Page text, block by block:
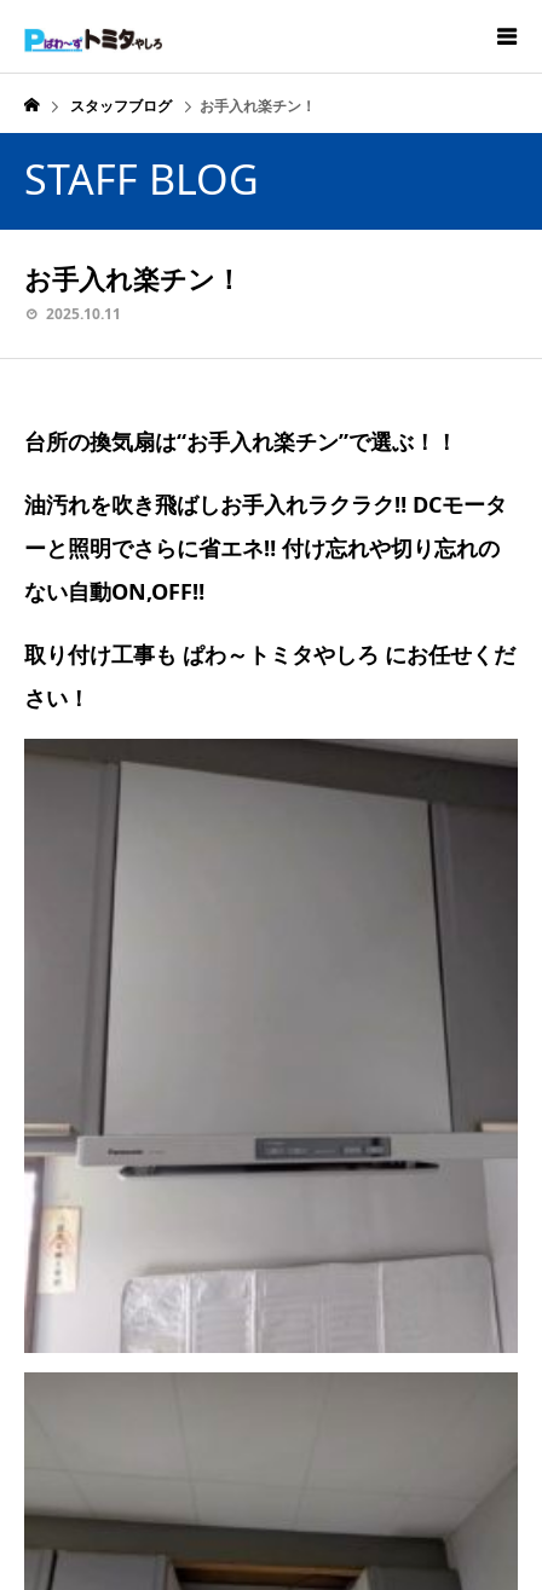
スタッフブログ お手入れ楽チン！
STAFF BLOG
お手入れ楽チン！
2025.10.11
台所の換気扇は“お手入れ楽チン”で選ぶ！！
油汚れを吹き飛ばしお手入れラクラク‼ DCモータ
ーと照明でさらに省エネ‼付け忘れや切り忘れの
ない自動ON,OFF‼
取り付け工事も ぱわ～トミタやしろ にお任せくだ
さい！